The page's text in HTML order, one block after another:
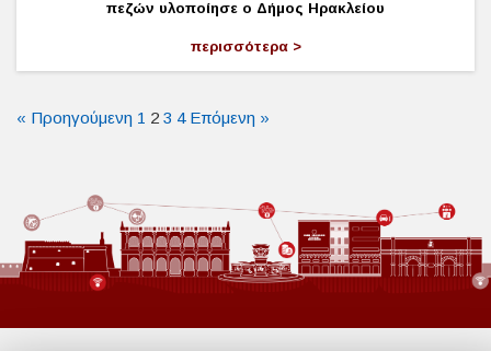
πεζών υλοποίησε ο Δήμος Ηρακλείου
περισσότερα
« Προηγούμενη 1 2 3 4 Επόμενη »